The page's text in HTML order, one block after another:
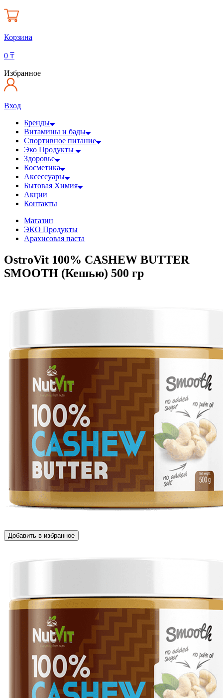
Корзина
0 ₸
Избранное
Вход
Бренды
Витамины и бады
Спортивное питание
Эко Продукты
Здоровье
Косметика
Аксессуары
Бытовая Химия
Акции
Контакты
Магазин
ЭКО Продукты
Арахисовая паста
OstroVit 100% CASHEW BUTTER
SMOOTH (Кешью) 500 гр
Добавить в избранное